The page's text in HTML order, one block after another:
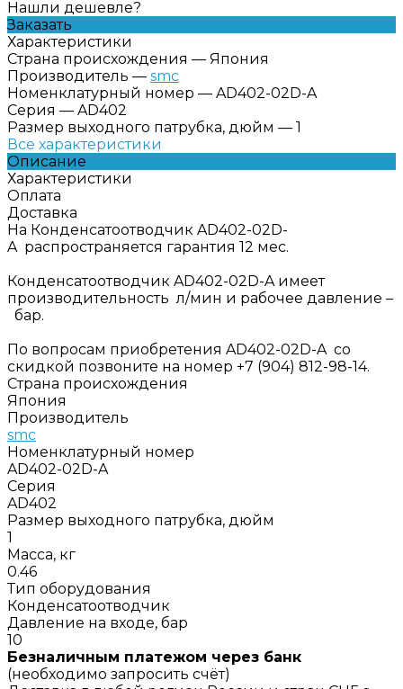
Нашли дешевле?
Заказать
Характеристики
Страна происхождения — Япония
Производитель — smc
Номенклатурный номер — AD402-02D-A
Серия — AD402
Размер выходного патрубка, дюйм — 1
Все характеристики
Описание
Характеристики
Оплата
Доставка
На Конденсатоотводчик AD402-02D-
A распространяется гарантия 12 мес.
Конденсатоотводчик AD402-02D-A имеет
производительность л/мин и рабочее давление –
бар.
По вопросам приобретения AD402-02D-A со
скидкой позвоните на номер +7 (904) 812-98-14.
Страна происхождения
Япония
Производитель
smc
Номенклатурный номер
AD402-02D-A
Серия
AD402
Размер выходного патрубка, дюйм
1
Масса, кг
0.46
Тип оборудования
Конденсатоотводчик
Давление на входе, бар
10
Безналичным платежом через банк
(необходимо запросить счёт)